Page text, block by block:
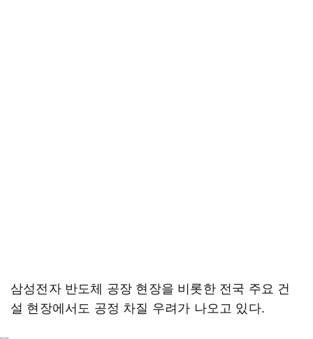
삼성전자 반도체 공장 현장을 비롯한 전국 주요 건
설 현장에서도 공정 차질 우려가 나오고 있다.